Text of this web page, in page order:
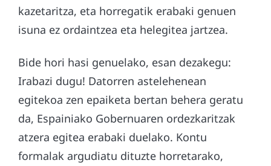
kazetaritza, eta horregatik erabaki genuen
isuna ez ordaintzea eta helegitea jartzea.
Bide hori hasi genuelako, esan dezakegu:
Irabazi dugu! Datorren astelehenean
egitekoa zen epaiketa bertan behera geratu
da, Espainiako Gobernuaren ordezkaritzak
atzera egitea erabaki duelako. Kontu
formalak argudiatu dituzte horretarako,